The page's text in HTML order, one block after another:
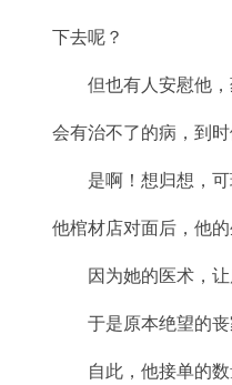
下去呢？
但也有人安慰他，
会有治不了的病，到
是啊！想归想，可
他棺材店对面后，他
因为她的医术，让
于是原本绝望的丧
自此，他接单的数